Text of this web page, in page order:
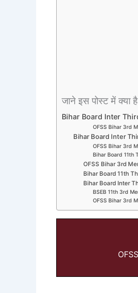
जाने इस पोस्ट में क्या है
Bihar Board Inter
OFSS Bihar 3rd
Bihar Board Inter
OFSS Bihar 3rd
Bihar Board 11th
OFSS Bihar 3rd
Bihar Board 11th
Bihar Board Inter
BSEB 11th 3rd
OFSS Bihar 3rd